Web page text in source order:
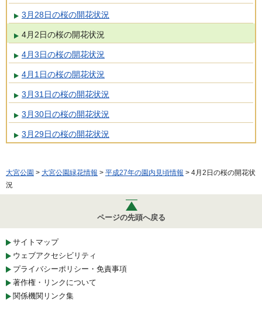
3月28日の桜の開花状況
4月2日の桜の開花状況
4月3日の桜の開花状況
4月1日の桜の開花状況
3月31日の桜の開花状況
3月30日の桜の開花状況
3月29日の桜の開花状況
大宮公園 > 大宮公園緑花情報 > 平成27年の園内見頃情報 > 4月2日の桜の開花状
況
ページの先頭へ戻る
サイトマップ
ウェブアクセシビリティ
プライバシーポリシー・免責事項
著作権・リンクについて
関係機関リンク集